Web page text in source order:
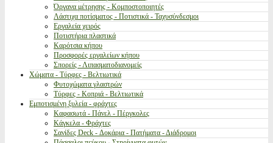
Όργανα μέτρησης - Κομποστοποιητές
Λάστιχα ποτίσματος - Ποτιστικά - Ταχυσύνδεσμοι
Εργαλεία χειρός
Ποτιστήρια πλαστικά
Καρότσια κήπου
Προσφορές εργαλείων κήπου
Σπορείς - Λιπασματοδιανομείς
Χώματα - Τύρφες - Βελτιωτικά
Φυτοχώματα γλαστρών
Τύρφες - Κοπριά - Βελτιωτικά
Εμποτισμένη ξυλεία - φράχτες
Καφασωτά - Πάνελ - Πέργκολες
Κάγκελα - Φράχτες
Σανίδες Deck - Δοκάρια - Πατήματα - Διάδρομοι